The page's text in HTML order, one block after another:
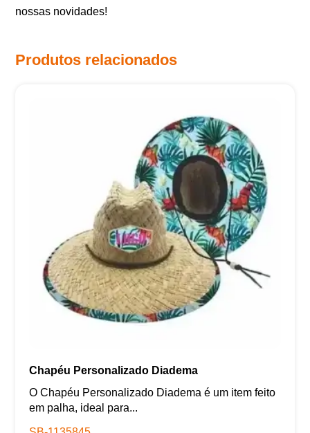
nossas novidades!
Produtos relacionados
Chapéu Personalizado Diadema
O Chapéu Personalizado Diadema é um item feito
em palha, ideal para...